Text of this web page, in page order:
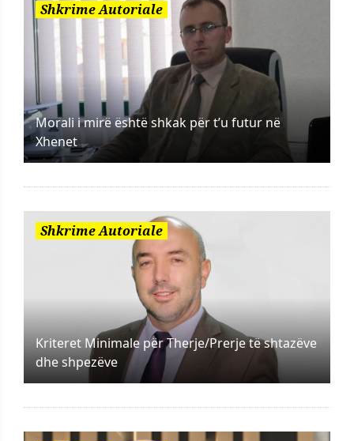
Shkrime Autoriale
Morali i mirë është shkak për t’u futur në
Xhenet
Shkrime Autoriale
Kriteret Minimale për Therje/Prerje të shtazëve
dhe shpezëve